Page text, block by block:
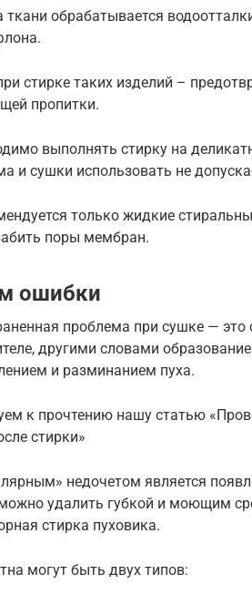
ткани обрабатывается
стирке таких изделий –
пропитки.
выполнять стирку на
и сушки использовать не
только жидкие
поры мембран.
ошибки
проблема при сушке — это
другими словами
и разминанием пуха.
к прочтению нашу статью
стирки»
недочетом является
удалить губкой и моющим
стирка пуховика.
могут быть двух типов: